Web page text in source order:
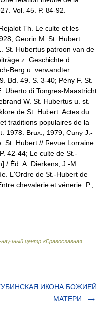
Vol. 45. P. 84-92.
Th. Le culte et les
Georin M. St. Hubert
St. Hubertus patroon van de
z. Geschichte d.
Berg u. verwandter
Bd. 49. S. 3-40; Pény F. St.
Uberto di Tongres-Maastricht
W. St. Hubertus u. st.
de St. Hubert: Actes du
traditions populaires de la
1978. Brux., 1979; Cuny J.-
St. Hubert // Revue Lorraine
42-44; Le culte de St.-
/ Éd. A. Dierkens, J.-M.
L'Ordre de St.-Hubert de
chevalerie et vénerie. P.,
центр «Православная
ИКОНА БОЖИЕЙ
МАТЕРИ